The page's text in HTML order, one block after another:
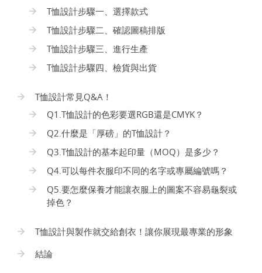
T恤設計步驟一、選擇款式
T恤設計步驟二、確認圖稿排版
T恤設計步驟三、進行生產
T恤設計步驟四、檢貨與出貨
T恤設計常見Q&A！
Q1.T恤設計的色彩要選RGB還是CMYK？
Q2.什麼是「厚磅」的T恤設計？
Q3.T恤設計的基本起印量（MOQ）是多少？
Q4.可以每件衣服印不同的名字或專屬編號嗎？
Q5.要怎麼保養才能讓衣服上的圖案不容易龜裂或
掉色？
T恤設計與製作就交給創衣！讓你展現最專業的形象
結論